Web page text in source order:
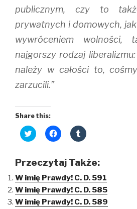
publicznym, czy to
prywatnych i domowych,
wywróceniem wolności,
najgorszy rodzaj
należy w całości to,
zarzucili.”
Share this:
C
l
t
s
h
a
r
e
C
l
t
s
h
a
r
e
C
l
t
s
h
a
r
e
Przeczytaj Także:
W imię Prawdy! C. D. 591
W imię Prawdy! C. D. 585
W imię Prawdy! C. D. 589